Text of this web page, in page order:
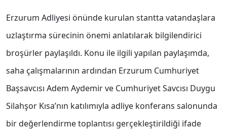
Erzurum Adliyesi önünde kurulan stantta vatandaşlara
uzlaştırma sürecinin önemi anlatılarak bilgilendirici
broşürler paylaşıldı. Konu ile ilgili yapılan paylaşımda,
saha çalışmalarının ardından Erzurum Cumhuriyet
Başsavcısı Adem Aydemir ve Cumhuriyet Savcısı Duygu
Silahşor Kısa’nın katılımıyla adliye konferans salonunda
bir değerlendirme toplantısı gerçekleştirildiği ifade